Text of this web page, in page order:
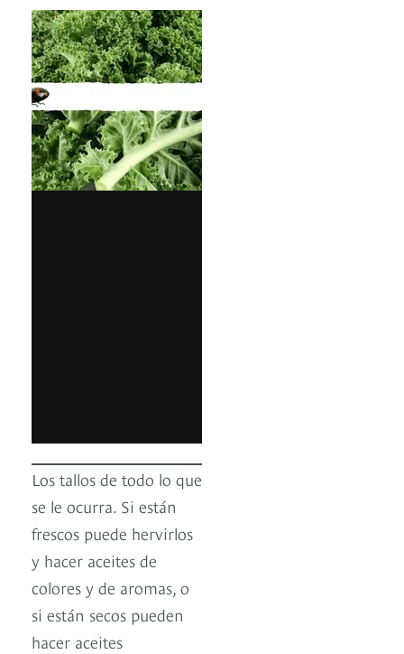
Los tallos de todo lo que
se le ocurra. Si están
frescos puede hervirlos
y hacer aceites de
colores y de aromas, o
si están secos pueden
hacer aceites